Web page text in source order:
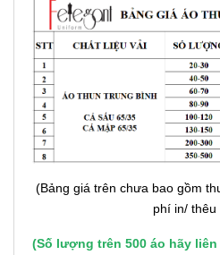
(Bảng giá trên chưa bao gồm
phí in/ thêu
(Số lượng trên 500 áo hãy